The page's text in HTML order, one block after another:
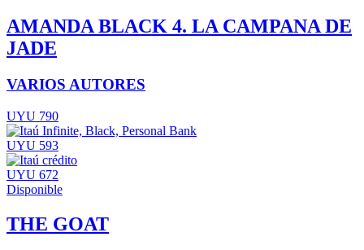
AMANDA BLACK 4. LA CAMPANA DE
JADE
VARIOS AUTORES
UYU 790
UYU 593
UYU 672
Disponible
THE GOAT